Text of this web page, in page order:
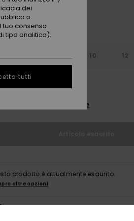
10 12
la guida alle taglie
prodotto è attualmente esaurito.
altre opzioni
dei
o
tuo consenso
tipo analitico).
tutti